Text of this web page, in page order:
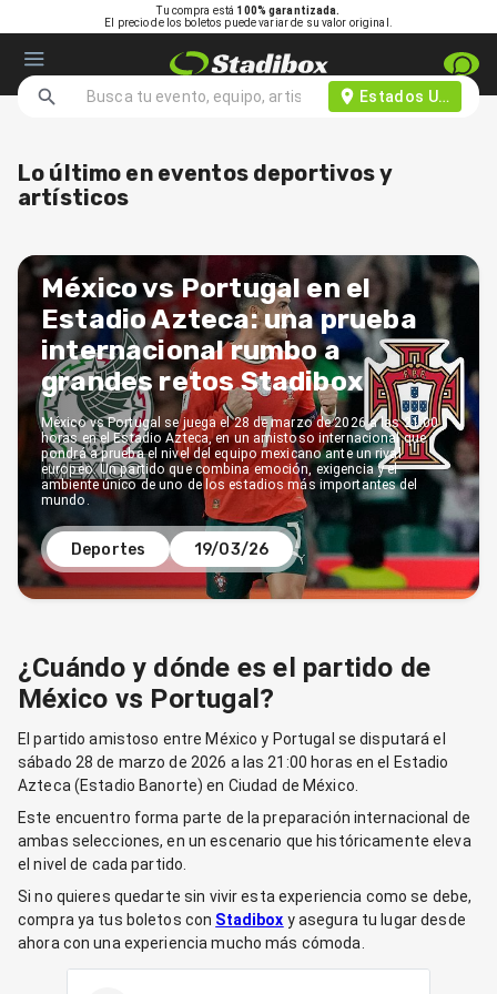
Tu compra está 100% garantizada.
El precio de los boletos puede variar de su valor original.
Estados Unidos
Lo último en eventos deportivos y
artísticos
México vs Portugal en el
Estadio Azteca: una prueba
internacional rumbo a
grandes retos Stadibox
Deportes 19/03/26
México vs Portugal se juega el 28 de marzo de 2026 a las 21:00
horas en el Estadio Azteca, en un amistoso internacional que
pondrá a prueba el nivel del equipo mexicano ante un rival
europeo. Un partido que combina emoción, exigencia y el
ambiente único de uno de los estadios más importantes del
mundo.
¿Cuándo y dónde es el partido de
México vs Portugal?
El partido amistoso entre México y Portugal se disputará el
sábado 28 de marzo de 2026 a las 21:00 horas en el Estadio
Azteca (Estadio Banorte) en Ciudad de México.
Este encuentro forma parte de la preparación internacional de
ambas selecciones, en un escenario que históricamente eleva
el nivel de cada partido.
Si no quieres quedarte sin vivir esta experiencia como se debe,
compra ya tus boletos con Stadibox y asegura tu lugar desde
ahora con una experiencia mucho más cómoda.